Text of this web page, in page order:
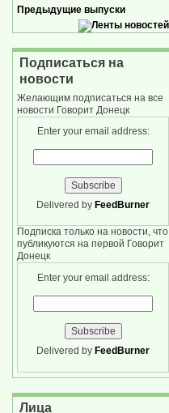
Предыдущие выпуски
Подписаться на
новости
Желающим подписаться на все
новости Говорит Донецк
Enter your email address:
Delivered by FeedBurner
Подписка только на новости, что
публикуются на первой Говорит
Донецк
Enter your email address:
Delivered by FeedBurner
Лица